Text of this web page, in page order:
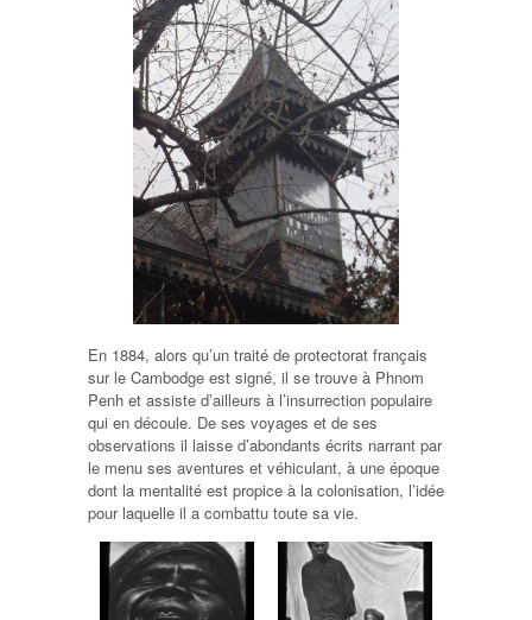
En 1884, alors qu’un traité de protectorat français
sur le Cambodge est signé, il se trouve à Phnom
Penh et assiste d’ailleurs à l’insurrection populaire
qui en découle. De ses voyages et de ses
observations il laisse d’abondants écrits narrant par
le menu ses aventures et véhiculant, à une époque
dont la mentalité est propice à la colonisation, l’idée
pour laquelle il a combattu toute sa vie.